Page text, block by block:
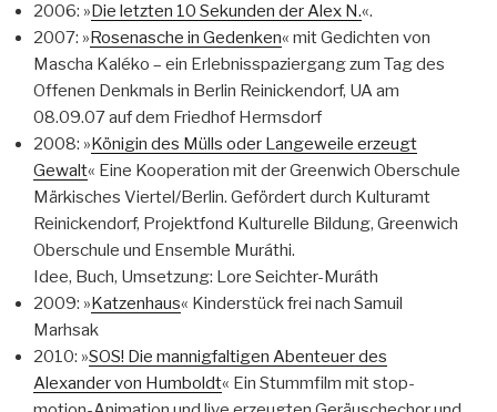
2006: »Die letzten 10 Sekunden der Alex N.«.
2007: »Rosenasche in Gedenken« mit Gedichten von
Mascha Kaléko – ein Erlebnisspaziergang zum Tag des
Offenen Denkmals in Berlin Reinickendorf, UA am
08.09.07 auf dem Friedhof Hermsdorf
2008: »Königin des Mülls oder Langeweile erzeugt
Gewalt« Eine Kooperation mit der Greenwich Oberschule
Märkisches Viertel/Berlin. Gefördert durch Kulturamt
Reinickendorf, Projektfond Kulturelle Bildung, Greenwich
Oberschule und Ensemble Muráthi.
Idee, Buch, Umsetzung: Lore Seichter-Muráth
2009: »Katzenhaus« Kinderstück frei nach Samuil
Marhsak
2010: »SOS! Die mannigfaltigen Abenteuer des
Alexander von Humboldt« Ein Stummfilm mit stop-